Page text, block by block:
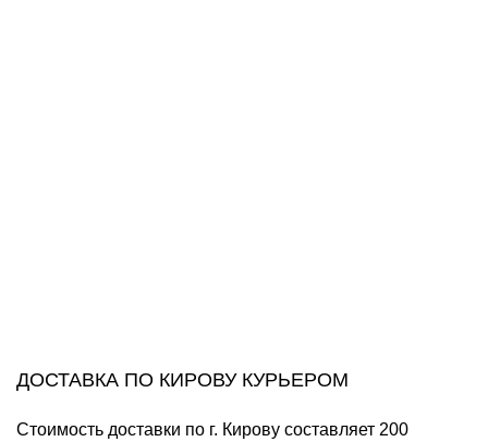
ДОСТАВКА ПО КИРОВУ КУРЬЕРОМ
Стоимость доставки по г. Кирову составляет 200